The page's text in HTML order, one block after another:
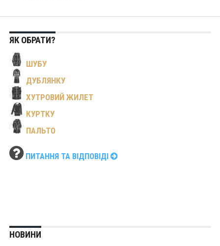
ЯК ОБРАТИ?
ШУБУ
ДУБЛЯНКУ
ХУТРОВИЙ ЖИЛЕТ
КУРТКУ
ПАЛЬТО
ПИТАННЯ ТА ВІДПОВІДІ
НОВИНИ